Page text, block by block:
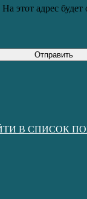
этот адрес
Отправить
В СПИСОК